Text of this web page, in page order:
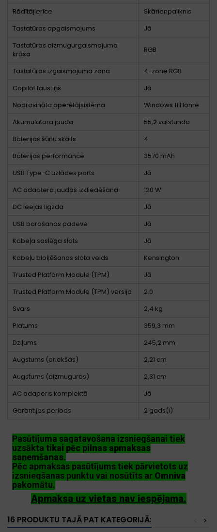
Rādītājierīce
Skārienpaliknis
Tastatūras apgaismojums
Jā
Tastatūras aizmugurgaismojuma
krāsa
RGB
Tastatūras izgaismojuma zona
4-zone RGB
Copilot taustiņš
Jā
Nodrošināta operētājsistēma
Windows 11 Home
Akumulatora jauda
55,2 vatstunda
Baterijas šūnu skaits
4
Baterijas performance
3570 mAh
USB Type-C uzlādes ports
Jā
AC adaptera jaudas izkliedēšana
120 W
DC ieejas ligzda
Jā
USB barošanas padeve
Jā
Kabeļa saslēga slots
Jā
Kabeļu bloķēšanas slota veids
Kensington
Trusted Platform Module (TPM)
Jā
Trusted Platform Module (TPM) versija
2.0
Svars
2,4 kg
Platums
359,3 mm
Dziļums
245,2 mm
Augstums (priekšas)
2,21 cm
Augstums (aizmugures)
2,31 cm
AC adaperis komplektā
Jā
Garantijas periods
2 gads(i)
Pasūtījuma sagatavošana izsniegšanai tiek
uzsākta tikai pēc pilnas apmaksas
saņemšanas.
Pēc apmaksas pasūtījums tiek pārvietots uz
izsniegšanas punktu vai nosūtīts ar Omniva
pakomātu.
Apmaksa uz vietas nav iespējama.
16 PRODUKTU TAJĀ PAT KATEGORIJĀ: >